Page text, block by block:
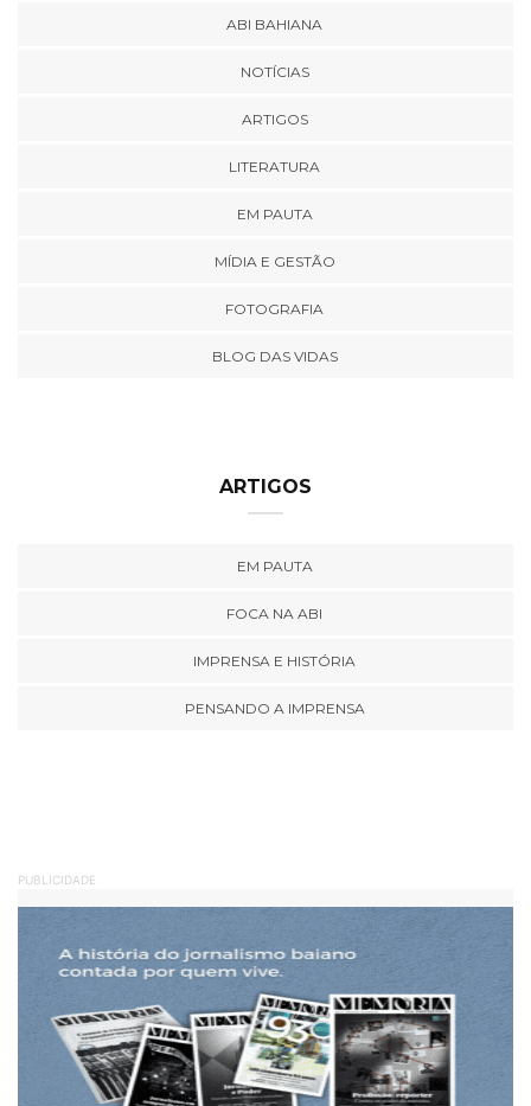
ABI BAHIANA
NOTÍCIAS
ARTIGOS
LITERATURA
EM PAUTA
MÍDIA E GESTÃO
FOTOGRAFIA
BLOG DAS VIDAS
ARTIGOS
EM PAUTA
FOCA NA ABI
IMPRENSA E HISTÓRIA
PENSANDO A IMPRENSA
PUBLICIDADE